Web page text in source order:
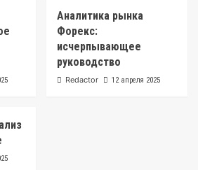
Аналитика рынка
Форекс:
исчерпывающее
руководство
Redactor
12 апреля 2025